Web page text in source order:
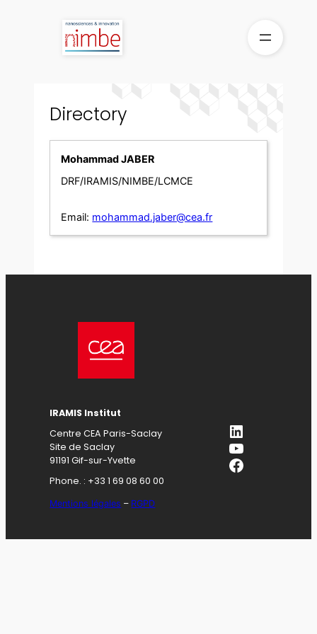
Directory
Mohammad JABER
DRF/IRAMIS/NIMBE/LCMCE
Email: mohammad.jaber@cea.fr
IRAMIS Institut
Centre CEA Paris-Saclay
Site de Saclay
91191 Gif-sur-Yvette
Phone. : +33 1 69 08 60 00
Mentions légales – RGPD
LinkedIn
YouTube
Facebook